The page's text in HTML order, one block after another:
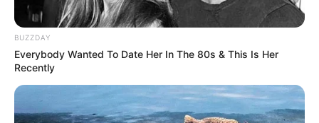
BUZZDAY
Everybody Wanted To Date Her In The 80s & This Is Her
Recently